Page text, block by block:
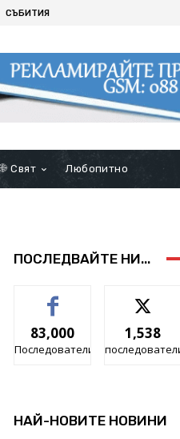
СЪБИТИЯ
Свят Любопитно
ПОСЛЕДВАЙТЕ НИ...
83,000
Последователи
1,538
НАЙ-НОВИТЕ НОВИНИ